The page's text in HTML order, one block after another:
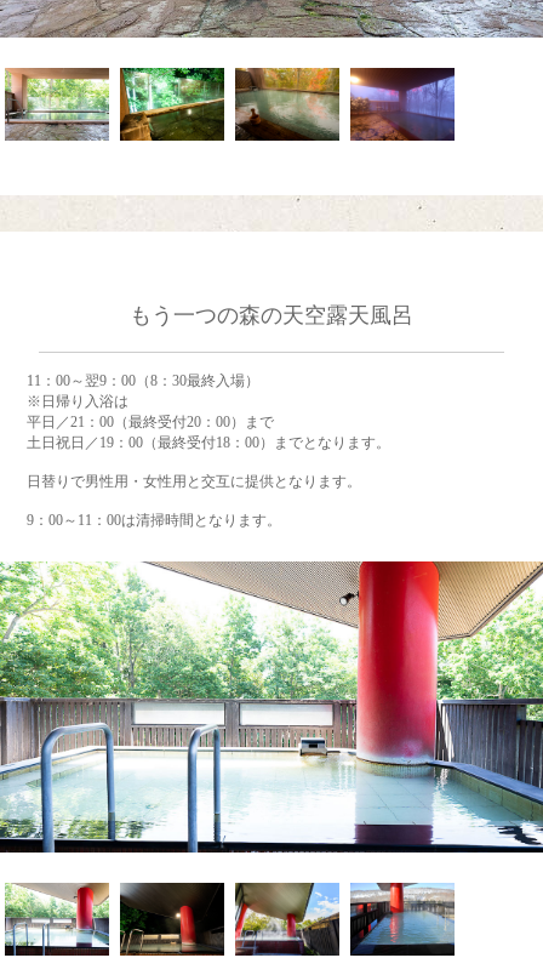
もう一つの森の天空露天風呂
11：00～翌9：00（8：30最終入場）
※日帰り入浴は
平日／21：00（最終受付20：00）まで
土日祝日／19：00（最終受付18：00）までとなります。
日替りで男性用・女性用と交互に提供となります。
9：00～11：00は清掃時間となります。